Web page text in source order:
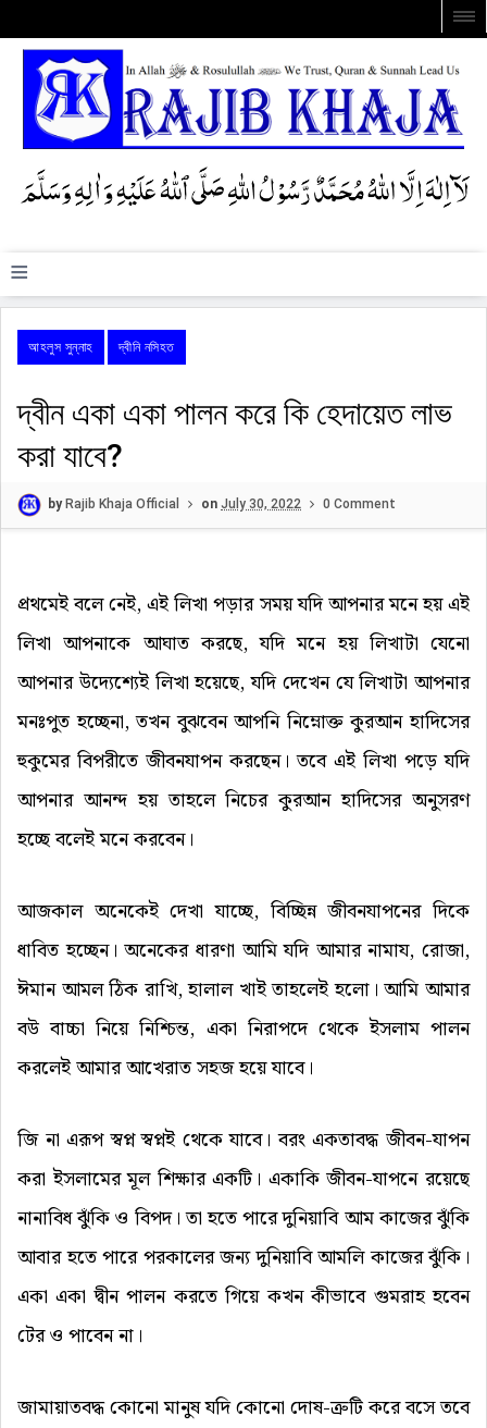
≡
আহলুস সুন্নাহ দ্বীনি নসিহত
দ্বীন একা একা পালন করে কি হেদায়েত লাভ
করা যাবে?
byRajib Khaja Official on July 30, 2022 0 Comment
প্রথমেই বলে নেই, এই লিখা পড়ার সময় যদি আপনার মনে হয় এই
লিখা আপনাকে আঘাত করছে, যদি মনে হয় লিখাটা যেনো
আপনার উদ্যেশ্যেই লিখা হয়েছে, যদি দেখেন যে লিখাটা আপনার
মনঃপুত হচ্ছেনা, তখন বুঝবেন আপনি নিম্নোক্ত কুরআন হাদিসের
হুকুমের বিপরীতে জীবনযাপন করছেন। তবে এই লিখা পড়ে যদি
আপনার আনন্দ হয় তাহলে নিচের কুরআন হাদিসের অনুসরণ
হচ্ছে বলেই মনে করবেন।
আজকাল অনেকেই দেখা যাচ্ছে, বিচ্ছিন্ন জীবনযাপনের দিকে
ধাবিত হচ্ছেন। অনেকের ধারণা আমি যদি আমার নামায, রোজা,
ঈমান আমল ঠিক রাখি, হালাল খাই তাহলেই হলো। আমি আমার
বউ বাচ্চা নিয়ে নিশ্চিন্ত, একা নিরাপদে থেকে ইসলাম পালন
করলেই আমার আখেরাত সহজ হয়ে যাবে।
জি না এরূপ স্বপ্ন স্বপ্নই থেকে যাবে। বরং একতাবদ্ধ জীবন-যাপন
করা ইসলামের মূল শিক্ষার একটি। একাকি জীবন-যাপনে রয়েছে
নানাবিধ ঝুঁকি ও বিপদ। তা হতে পারে দুনিয়াবি আম কাজের ঝুঁকি
আবার হতে পারে পরকালের জন্য দুনিয়াবি আমলি কাজের ঝুঁকি।
একা একা দ্বীন পালন করতে গিয়ে কখন কীভাবে গুমরাহ হবেন
টের ও পাবেন না।
জামায়াতবদ্ধ কোনো মানুষ যদি কোনো দোষ-ত্রুটি করে বসে তবে